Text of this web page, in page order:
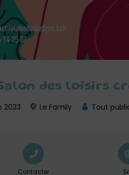
des loisirs
2023 Le Family Tout
Contacter